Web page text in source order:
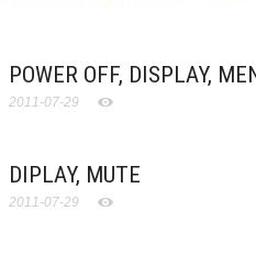
POWER OFF, DISPLAY,
2011-07-29
DIPLAY, MUTE
2011-07-29